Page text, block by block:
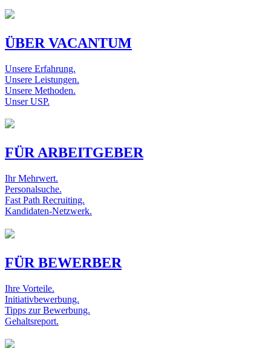
ÜBER VACANTUM
Unsere Erfahrung.
Unsere Leistungen.
Unsere Methoden.
Unser USP.
FÜR ARBEITGEBER
Ihr Mehrwert.
Personalsuche.
Fast Path Recruiting.
Kandidaten-Netzwerk.
FÜR BEWERBER
Ihre Vorteile.
Initiativbewerbung.
Tipps zur Bewerbung.
Gehaltsreport.